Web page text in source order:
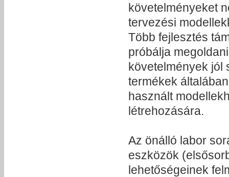
követelményeket
tervezési
Több fejlesztés
próbálja
követelmények jól
termékek
használt
létrehozására.
Az önálló labor
eszközök
lehetőségeinek